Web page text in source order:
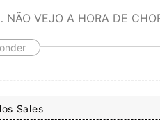
NÃO VEJO A HORA DE
Sales